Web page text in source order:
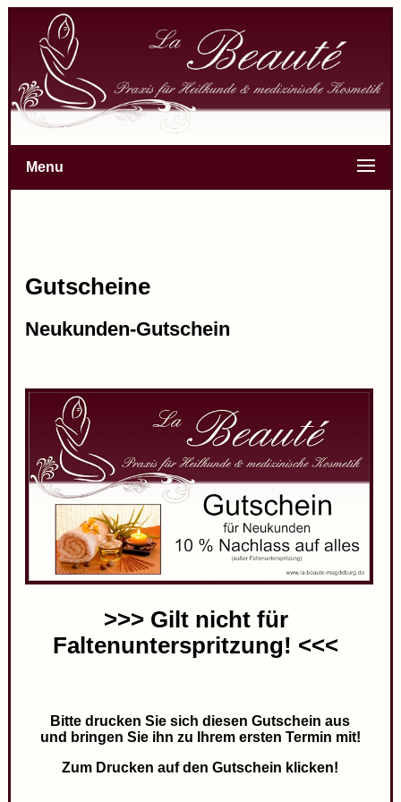
Menu
Gutscheine
Neukunden-Gutschein
>>> Gilt nicht für
Faltenunterspritzung! <<<
Bitte drucken Sie sich diesen Gutschein aus
und bringen Sie ihn zu Ihrem ersten Termin mit!
Zum Drucken auf den Gutschein klicken!